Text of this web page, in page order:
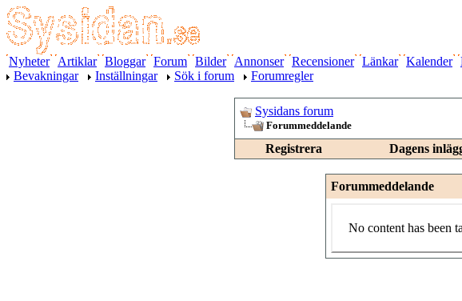
Nyheter
Artiklar Bloggar Forum Bilder Annonser Recensioner Länkar Kalender
Bevakningar
Inställningar Sök i forum Forumregler
Sysidans forum
Forummeddelande
Registrera
Dagens
Forummeddelande
No content has been